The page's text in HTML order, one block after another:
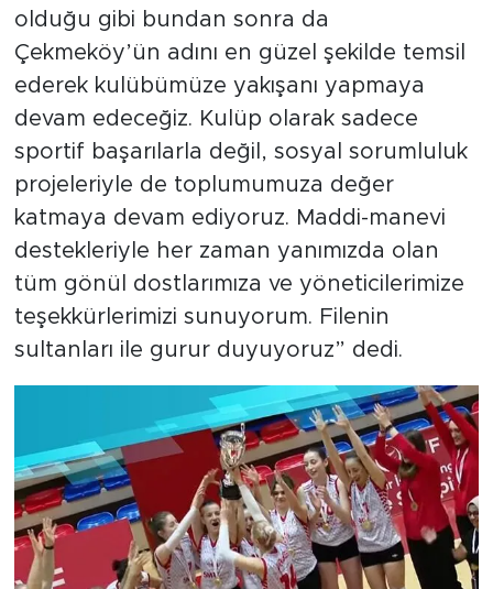
olduğu gibi bundan sonra da
Çekmeköy’ün adını en güzel şekilde temsil
ederek kulübümüze yakışanı yapmaya
devam edeceğiz. Kulüp olarak sadece
sportif başarılarla değil, sosyal sorumluluk
projeleriyle de toplumumuza değer
katmaya devam ediyoruz. Maddi-manevi
destekleriyle her zaman yanımızda olan
tüm gönül dostlarımıza ve yöneticilerimize
teşekkürlerimizi sunuyorum. Filenin
sultanları ile gurur duyuyoruz” dedi.